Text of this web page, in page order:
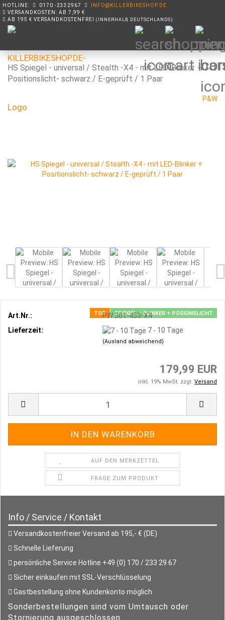
HOTLINE: 0170 -2332967
INFO@KILLERBIKESHOP.DE
VERSANDKOSTEN: AB 7,99 €
AB 195 € VERSANDKOSTENFREI (INNERHALB DEUTSCHLANDS)
HS Spiegel - universal / Stealth -X4 - mit LED-Blinker +
Positionslicht- schwarz / E-geprüft / 1 Paar
P&W
TOP SPIEGEL + BLINKER + POSIONSLICHT
Art.Nr.:
PW 301-453-X4
Lieferzeit:
7 - 10 Tage
(Ausland abweichend)
179,99 EUR
inkl. 19% MwSt. zzgl. Versand
AUF DEN MERKZETTEL
FRAGE ZUM PRODUKT
Info / Service / Kontakt
Versandkostenfreier Versand ab 195,- € (DE)
Schnelle Lieferung
persönliche Service Hotline +49 (0) 170 / 233 29 67
Sicher einkaufen mit SSL-Verschlüsselung
Gastbestellung ohne Kundenkonto möglich
Sonderbestellungen sind vom Umtausch oder
Stornierung ausgeschlossen.